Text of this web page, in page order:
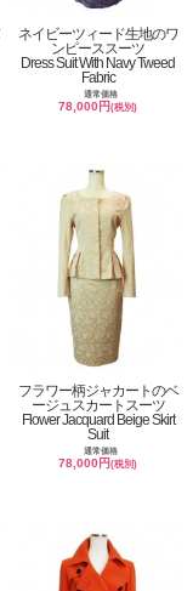
ネイビーツィード生地のワ
ンピーススーツ
Dress Suit With Navy Tweed
Fabric
通常価格
78,000円(税別)
フラワー柄ジャカートのベ
ージュスカートスーツ
Flower Jacquard Beige Skirt
Suit
通常価格
78,000円(税別)